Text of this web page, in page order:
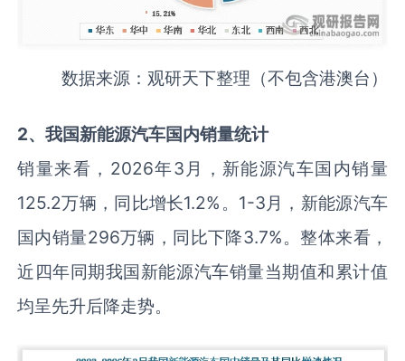
数据来源：观研天下整理（不包含港澳台）
2、我国新能源汽车国内销量统计
销量来看，2026年3月，新能源汽车国内销量
125.2万辆，同比增长1.2%。1-3月，新能源汽车
国内销量296万辆，同比下降3.7%。整体来看，
近四年同期我国新能源汽车销量当期值和累计值
均呈先升后降走势。